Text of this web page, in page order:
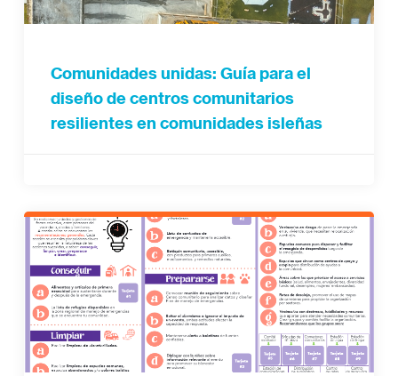
Comunidades unidas: Guía para el
diseño de centros comunitarios
resilientes en comunidades isleñas